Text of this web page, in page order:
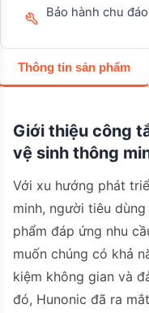
Bảo hành chu
Thông tin sản phẩm
Giới thiệu công
vệ sinh thông
Với xu hướng phát
minh, người tiêu
phẩm đáp ứng nhu
muốn chúng có khả
kiệm không gian và
đó, Hunonic đã ra